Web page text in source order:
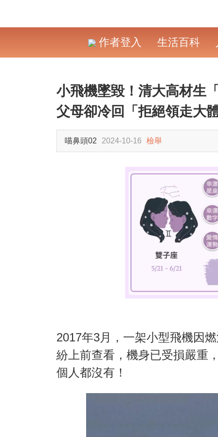
作者登入 生活百科
小飛機墜毀！清大高材
父母卻冷回「拒絕領走大
喵鼻頭02 2024-10-16 檢舉
2017年3月，一架小型飛機因
紛上前查看，機身已受損嚴重
個人都沒有！